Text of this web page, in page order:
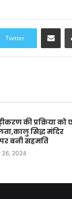
Twitter
Share via
की प्रक्रिया को
सिद्ध मंदिर
बनी सहमति
26, 2024